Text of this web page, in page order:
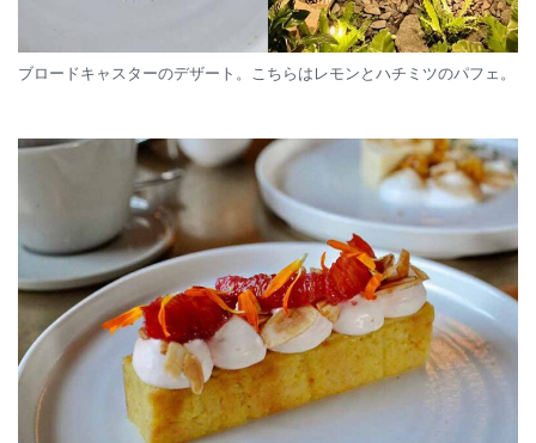
ブロードキャスターのデザート。こちらはレモンとハチミツのパフェ。